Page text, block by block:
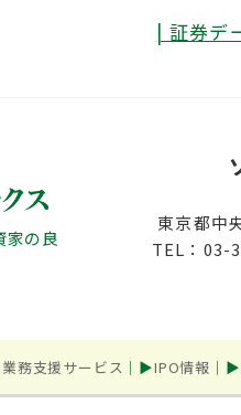
| 証券デ
家の良
東京都中
TEL：03-
務支援サービス IPO情報